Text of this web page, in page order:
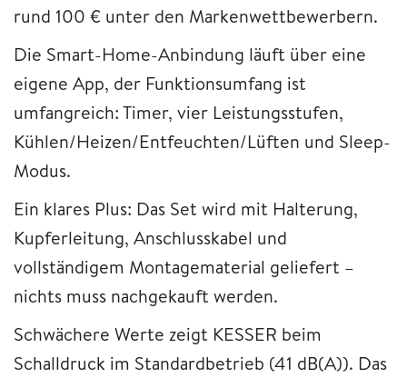
rund 100 € unter den Markenwettbewerbern.
Die Smart-Home-Anbindung läuft über eine
eigene App, der Funktionsumfang ist
umfangreich: Timer, vier Leistungsstufen,
Kühlen/Heizen/Entfeuchten/Lüften und Sleep-
Modus.
Ein klares Plus: Das Set wird mit Halterung,
Kupferleitung, Anschlusskabel und
vollständigem Montagematerial geliefert –
nichts muss nachgekauft werden.
Schwächere Werte zeigt KESSER beim
Schalldruck im Standardbetrieb (41 dB(A)). Das